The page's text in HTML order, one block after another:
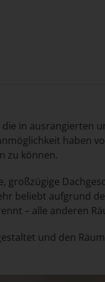
in ausrangierten
haben
zu können.
beliebt aufgrund
– alle anderen
und den